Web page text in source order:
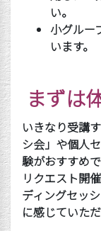
い。
小グルー
います。
まずは
いきなり受講
シ会」や個人
験がおすすめで
リクエスト開
ディングセッ
に感じていただ